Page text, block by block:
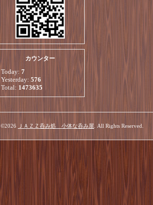
カウンター
Today: 7
Yesterday: 576
Total: 1473635
©2026 ＪＡＺＺ呑み処 小体な呑み屋 . All Rights Reserved.